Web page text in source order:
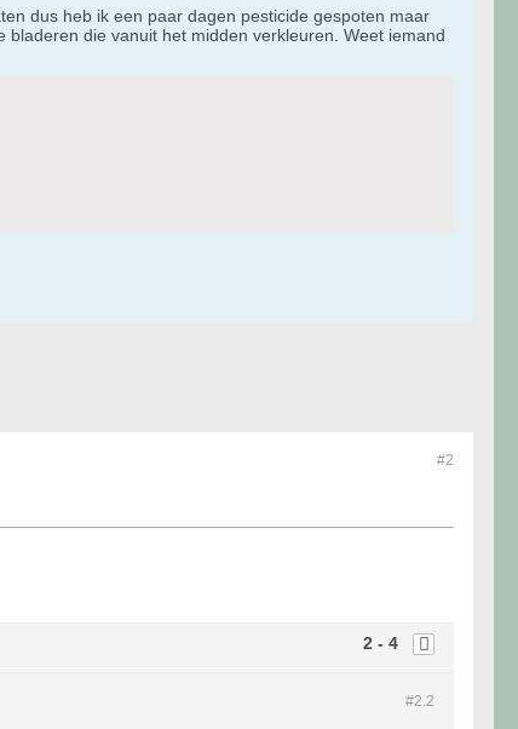
dus heb ik een paar dagen pesticide gespoten maar
die vanuit het midden verkleuren. Weet iemand
#2
2 - 4
#2. 2